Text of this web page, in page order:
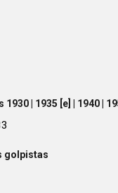
| 1935 [e] | 1940 |
golpistas